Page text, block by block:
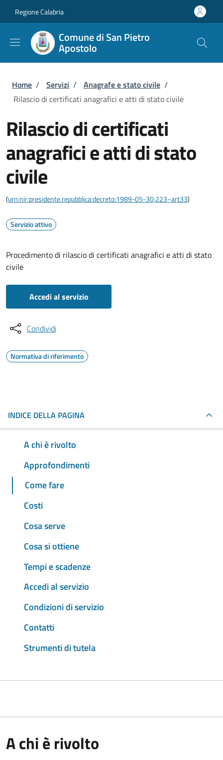
Regione Calabria
Comune di San Pietro
Apostolo
Briciole di pane
Home / Servizi / Anagrafe e stato civile /
Rilascio di certificati anagrafici e atti di stato civile
Rilascio di certificati
anagrafici e atti di stato
civile
(urn:nir:presidente.repubblica:decreto:1989-05-30;223~art33)
Servizio attivo
Procedimento di rilascio di certificati anagrafici e atti di stato
civile
Accedi al servizio
Condividi
Normativa di riferimento
INDICE DELLA PAGINA
A chi è rivolto
Approfondimenti
Come fare
Costi
Cosa serve
Cosa si ottiene
Tempi e scadenze
Accedi al servizio
Condizioni di servizio
Contatti
Strumenti di tutela
A chi è rivolto